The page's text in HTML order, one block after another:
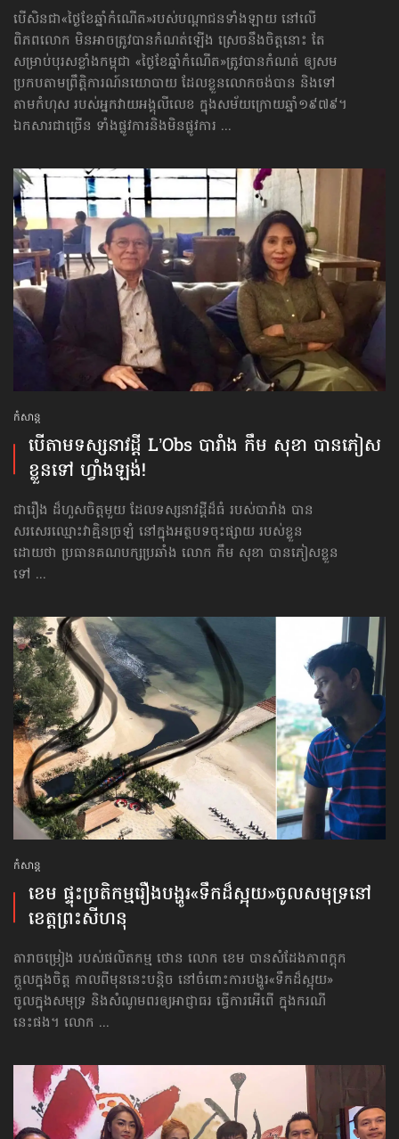
បើសិនជា«ថ្ងៃខែឆ្នាំកំណើត»​របស់បណ្ដាជនទាំងឡាយ នៅលើ
ពិភពលោក មិនអាចត្រូវបានកំណត់ឡើង ​ស្រេចនឹងចិត្តនោះ តែ
សម្រាប់បុរសខ្លាំងកម្ពុជា «ថ្ងៃខែឆ្នាំកំណើត»ត្រូវបានកំណត់ ឲ្យសម
ប្រកបតាមព្រឹត្តិការណ៍​នយោបាយ ដែលខ្លួនលោកចង់បាន និងទៅ​
តាម​កំហុស​ របស់អ្នកវាយអង្គុលីលេខ ក្នុងសម័យក្រោយឆ្នាំ១៩៧៩។
ឯកសារជាច្រើន ទាំងផ្លូវការនិងមិនផ្លូវការ ...
កំសាន្ដ
បើតាម​ទស្សនាវដ្ដី L’Obs បារាំង កឹម សុខា បានភៀស
ខ្លួនទៅ ហ្វាំងឡង់!
ជារឿង ដ៏ហួសចិត្តមួយ ដែលទស្សនាវដ្ដីដ៏ធំ របស់បារាំង បាន
សរសេរឈ្មោះវាគ្មិនច្រឡំ នៅក្នុងអត្ថបទចុះផ្សាយ របស់ខ្លួន
ដោយថា ប្រធានគណបក្សប្រឆាំង លោក កឹម សុខា បានភៀសខ្លួន
ទៅ ...
កំសាន្ដ
ខេម ផ្ទុះប្រតិកម្ម​រឿងបង្ហូរ​«ទឹកដ៏ស្អុយ»​ចូល​សមុទ្រ​នៅ​
ខេត្ត​ព្រះសីហនុ
តារាចម្រៀង របស់ផលិតកម្ម ថោន លោក ខេម បានសំដែងភាពក្ដុក
ក្ដួលក្នុងចិត្ត កាលពីមុននេះបន្តិច នៅចំពោះការបង្ហូរ«ទឹកដ៏ស្អុយ»
ចូលក្នុងសមុទ្រ និងសំណូមពរឲ្យអាជ្ញាធរ ធ្វើការអើពើ ក្នុងករណី
នេះផង។ លោក ...